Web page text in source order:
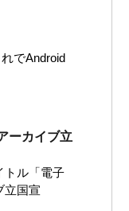
でAndroid
ーカイブ立
トル「電子
立国宣